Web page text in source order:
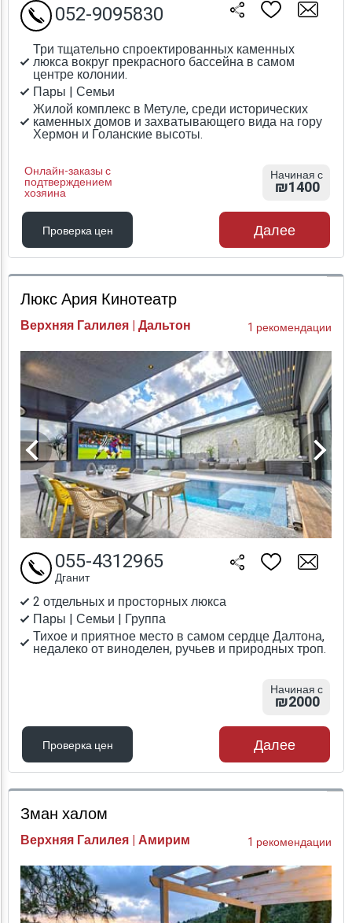
Три тщательно спроектированных каменных
люкса вокруг прекрасного бассейна в самом
центре колонии.
Пары | Семьи
Жилой комплекс в Метуле, среди исторических
каменных домов и захватывающего вида на гору
Хермон и Голанские высоты.
Онлайн-заказы с
подтверждением
хозяина
052-9095830
Начиная с
₪1400
Проверка цен
Проверка цен
Далее
Люкс Ария Кинотеатр
Верхняя Галилея | Дальтон 1 рекомендации
2 отдельных и просторных люкса
Пары | Семьи | Группа
Тихое и приятное место в самом сердце Далтона,
недалеко от виноделен, ручьев и природных троп.
055-4312965
Дганит
Начиная с
₪2000
Проверка цен
Проверка цен
Далее
Зман халом
Верхняя Галилея | Амирим 1 рекомендации